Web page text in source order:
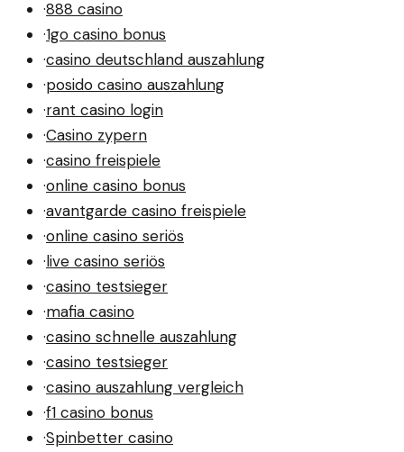
·888 casino
·1go casino bonus
·casino deutschland auszahlung
·posido casino auszahlung
·rant casino login
·Casino zypern
·casino freispiele
·online casino bonus
·avantgarde casino freispiele
·online casino seriös
·live casino seriös
·casino testsieger
·mafia casino
·casino schnelle auszahlung
·casino testsieger
·casino auszahlung vergleich
·f1 casino bonus
·Spinbetter casino